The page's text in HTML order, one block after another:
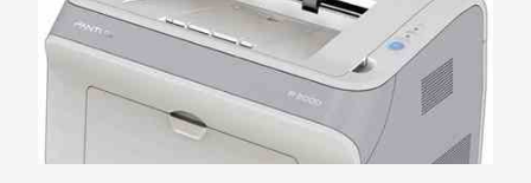
Основное
Домой